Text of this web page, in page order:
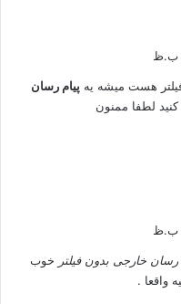
هست میشه یه پیام رسان
لطفا ممنون
رسان خارجی بدون فیلتر خوب
واقعا .